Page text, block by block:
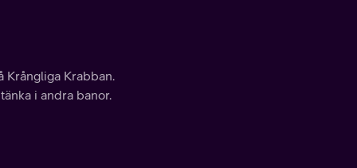
Krångliga Krabban.
i andra banor.